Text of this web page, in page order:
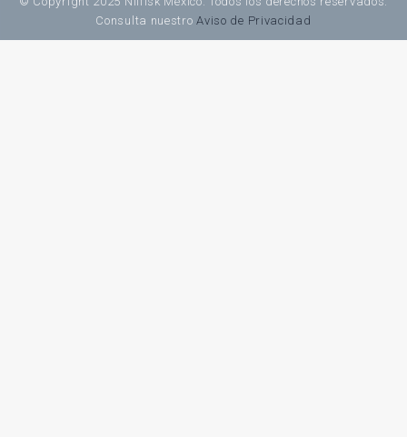
Consulta nuestroAviso de Privacidad